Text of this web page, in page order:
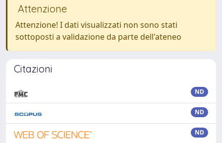
Attenzione
Attenzione! I dati visualizzati non sono stati
sottoposti a validazione da parte dell'ateneo
Citazioni
ND
ND
ND